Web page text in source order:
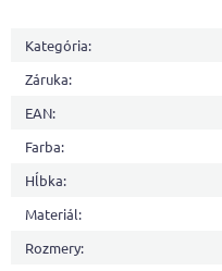
Kategória:
Záruka:
EAN:
Farba:
Hĺbka:
Materiál:
Rozmery: